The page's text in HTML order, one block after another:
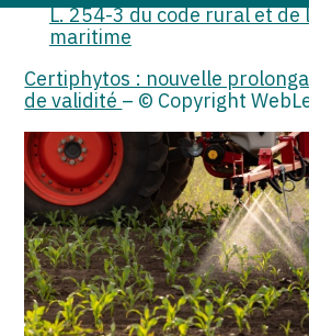
L. 254-3 du code rural et de
maritime
Certiphytos : nouvelle
de validité – © Copyright